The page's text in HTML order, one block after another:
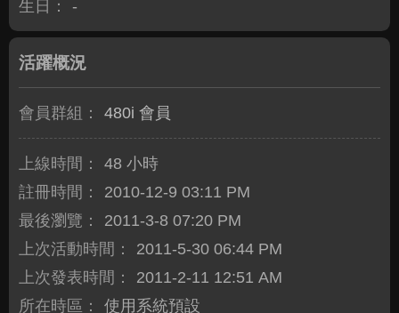
生日：
-
活躍概況
會員群組： 480i 會員
上線時間：
48 小時
註冊時間：
2010-12-9 03:11 PM
最後瀏覽：
2011-3-8 07:20 PM
上次活動時間：
2011-5-30 06:44 PM
上次發表時間：
2011-2-11 12:51 AM
所在時區：
使用系統預設